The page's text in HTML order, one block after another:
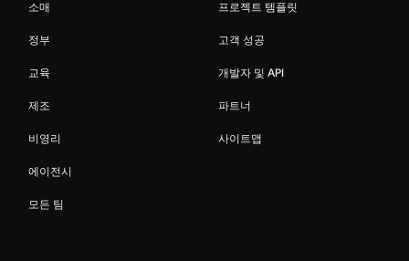
소매
정부
교육
제조
비영리
에이전시
모든 팀
프로젝트 템플릿
고객 성공
개발자 및 API
파트너
사이트맵